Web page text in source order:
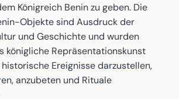
Königreich Benin zu geben. Die
Objekte sind Ausdruck der
und Geschichte und wurden
königliche Repräsentationskunst
Ereignisse darzustellen,
anzubeten und Rituale